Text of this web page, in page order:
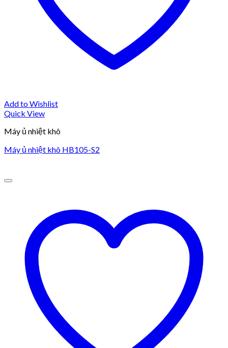
Add to Wishlist
Quick View
Máy ủ nhiệt khô
Máy ủ nhiệt khô HB105-S2